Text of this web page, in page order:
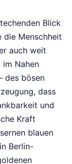
Blick
die Menschheit
auch weit
Nahen
des bösen
dass
und
Kraft
blauen
Berlin-